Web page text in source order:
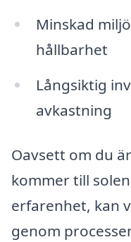
Minskad
hållbarhet
Långsiktig
avkastning
Oavsett om du
kommer till
erfarenhet, kan
genom